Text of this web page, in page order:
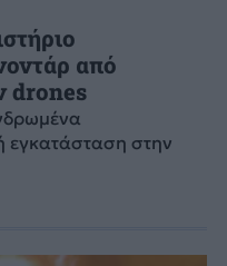
από
drones
εγκατάσταση στην